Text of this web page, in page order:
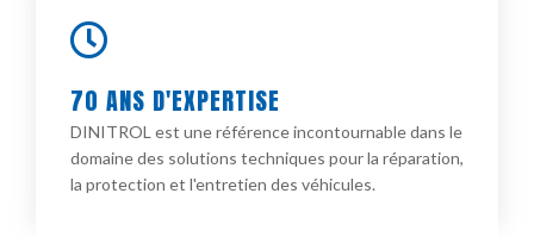
performants, testés dans les conditions les plus
exigeantes.
70 ANS D'EXPERTISE​
DINITROL est une référence incontournable dans le
domaine des solutions techniques pour la réparation,
la protection et l'entretien des véhicules.​